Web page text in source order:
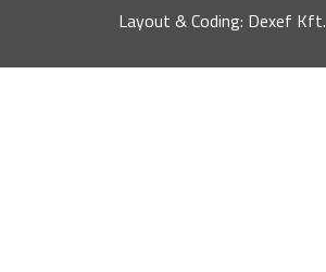
Layout & Coding: Dexef Kft.